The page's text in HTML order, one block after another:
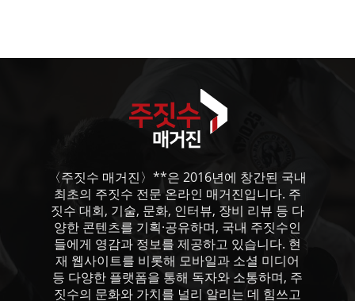
〈주짓수 매거진〉**은 2016년에 창간된 국내
최초의 주짓수 전문 온라인 매거진입니다. 주
짓수 대회, 기술, 문화, 인터뷰, 장비 리뷰 등 다
양한 콘텐츠를 기획·공유하며, 국내 주짓수인
들에게 영감과 정보를 제공하고 있습니다. 현
재 웹사이트를 비롯해 모바일과 소셜 미디어
등 다양한 플랫폼을 통해 독자와 소통하며, 주
짓수의 문화와 가치를 널리 알리는 데 힘쓰고